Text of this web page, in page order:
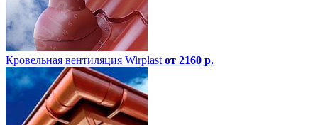
Кровельная вентиляция Wirplast от 2160 р.